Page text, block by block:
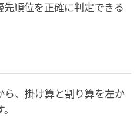
順位を正確に判定できる
、掛け算と割り算を左か